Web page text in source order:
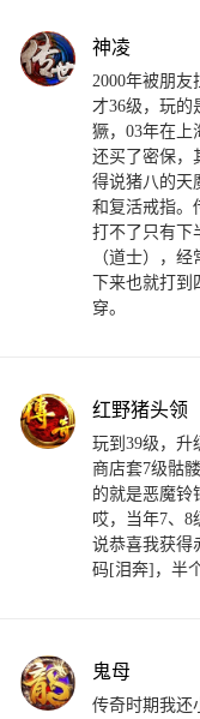
神凌
2000年被朋
才36级，玩的
獗，03年在上
还买了密保，
得说猪八的天
和复活戒指。
打不了只有下
（道士），
下来也就打到
穿。
红野猪头领
玩到39级，升
商店套7级骷
的就是恶魔铃
哎，当年7、8
说恭喜我获得
码[泪奔]，半
鬼母
传奇时期我还